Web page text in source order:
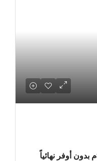
للبيع في بريفادو مدينتي شقة 84م بدون أوفر نهائياً